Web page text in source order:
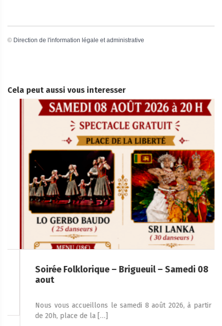
© Direction de l'information légale et administrative
Cela peut aussi vous interesser
Soirée Folklorique – Brigueuil – Samedi 08
aout
Nous vous accueillons le samedi 8 août 2026, à partir
de 20h, place de la […]